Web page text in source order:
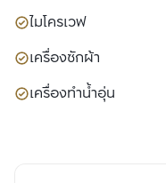
ไมโครเวฟ
เครื่องซักผ้า
เครื่องทำน้ำอุ่น